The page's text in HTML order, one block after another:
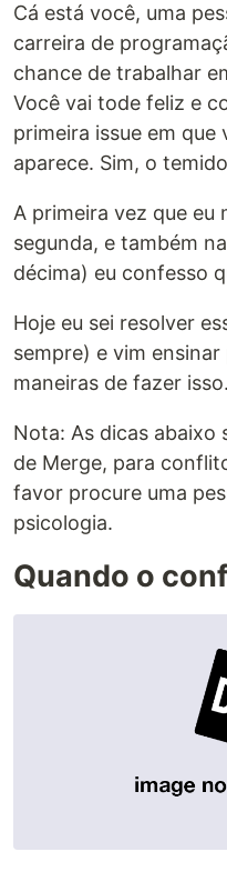
Cá está você, uma
carreira de
chance de trabalhar
Você vai tode feliz e
primeira issue em que
aparece. Sim, o
A primeira vez que eu
segunda, e também
décima) eu confesso
Hoje eu sei resolver
sempre) e vim
maneiras de fazer isso.
Nota: As dicas abaixo
de Merge, para
favor procure uma
psicologia.
Quando o